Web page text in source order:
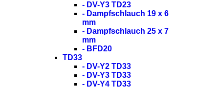
- DV-Y3 TD23
- Dampfschlauch 19 x 6
mm
- Dampfschlauch 25 x 7
mm
- BFD20
TD33
- DV-Y2 TD33
- DV-Y3 TD33
- DV-Y4 TD33